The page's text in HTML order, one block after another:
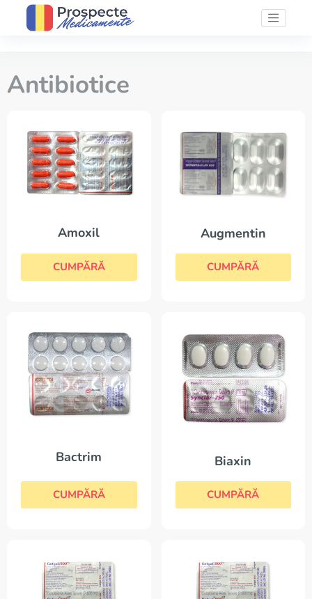
Antibiotice
Amoxil
CUMPĂRĂ
Augmentin
CUMPĂRĂ
Bactrim
CUMPĂRĂ
Biaxin
CUMPĂRĂ